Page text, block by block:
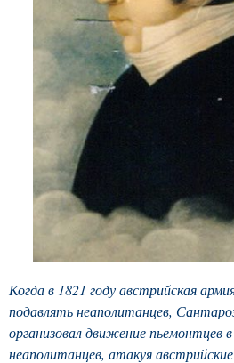
Когда в 1821 году австрийская
подавлять неаполитанцев,
организовал движение пьемонтцев
неаполитанцев, атакуя